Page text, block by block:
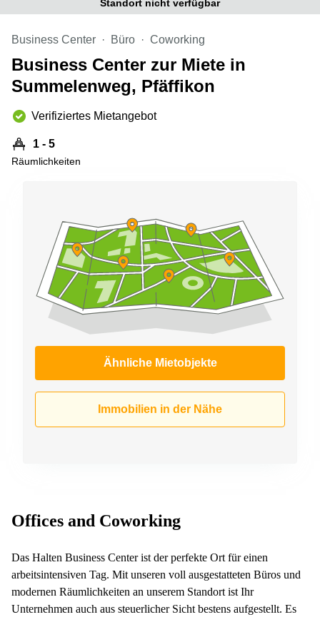
mieten
Luzern
Business
Center
Center
Zug
29 Basel
Zugerstrasse
Glärnischstrasse
13 Wil
Werftestrasse
Standort nicht verfügbar
Business Center Büro Coworking
Business Center zur Miete in
Summelenweg, Pfäffikon
Verifiziertes Mietangebot
1 - 5
Räumlichkeiten
Ähnliche Mietobjekte
Immobilien in der Nähe
Offices and Coworking
Das Halten Business Center ist der perfekte Ort für einen
arbeitsintensiven Tag. Mit unseren voll ausgestatteten Büros und
modernen Räumlichkeiten an unserem Standort ist Ihr
Unternehmen auch aus steuerlicher Sicht bestens aufgestellt. Es